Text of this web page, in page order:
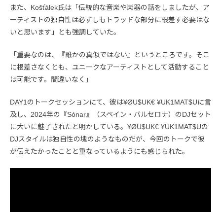
また、Košťálek氏は「伝統的な音楽や楽器の話をしましたが、ア
ーティストの独自性は必ずしもトラッドな部分に根差す必要はな
いと思います」とも強調していた。
「重要なのは、『誰かの真似ではない』というところです。そこ
に根差さなくとも、ユニークなアーティストとして活動すること
は可能です。間違いなく」
DAY1のトークセッションにて、彼は¥ØU$UK€ ¥UK1MAT$Uに言
及し、2024年の『Sónar』（スペイン・バルセロナ）のDJセット
に大いに魅了されたと明かしている。¥ØU$UK€ ¥UK1MAT$Uの
DJスタイルは独自性の塊のようなものだが、今回のトークで彼
が伝えたかったことと重なっているようにも感じられた。